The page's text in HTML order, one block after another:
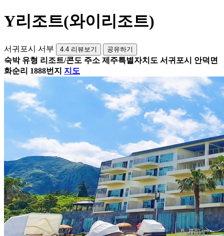
Y리조트(와이리조트)
서귀포시 서부 4.4 리뷰보기 공유하기
숙박 유형 리조트/콘도 주소 제주특별자치도 서귀포시 안덕면
화순리 1888번지 지도